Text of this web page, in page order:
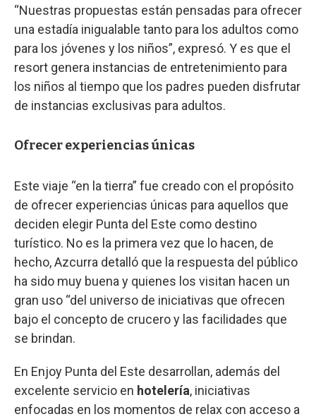
“Nuestras propuestas están pensadas para ofrecer
una estadía inigualable tanto para los adultos como
para los jóvenes y los niños”, expresó. Y es que el
resort genera instancias de entretenimiento para
los niños al tiempo que los padres pueden disfrutar
de instancias exclusivas para adultos.
Ofrecer experiencias únicas
Este viaje “en la tierra” fue creado con el propósito
de ofrecer experiencias únicas para aquellos que
deciden elegir Punta del Este como destino
turístico. No es la primera vez que lo hacen, de
hecho, Azcurra detalló que la respuesta del público
ha sido muy buena y quienes los visitan hacen un
gran uso “del universo de iniciativas que ofrecen
bajo el concepto de crucero y las facilidades que
se brindan.
En Enjoy Punta del Este desarrollan, además del
excelente servicio en hotelería, iniciativas
enfocadas en los momentos de relax con acceso a